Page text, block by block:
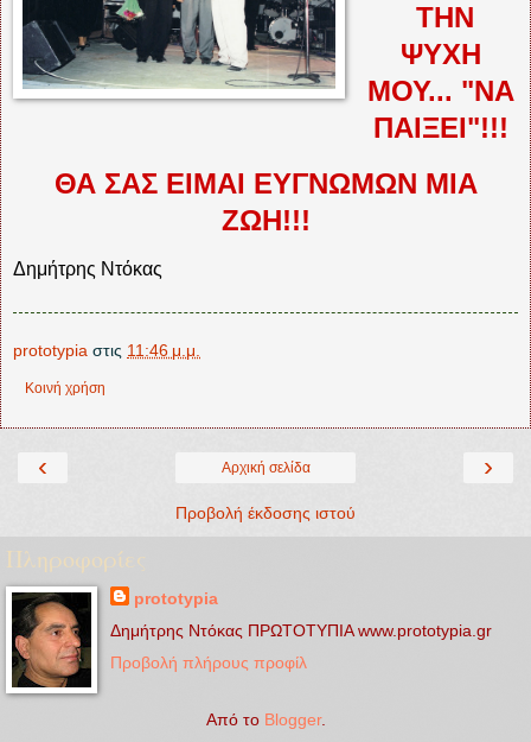
ΤΗΝ
ΨΥΧΗ
ΜΟΥ... "ΝΑ
ΠΑΙΞΕΙ"!!!
ΘΑ ΣΑΣ ΕΙΜΑΙ ΕΥΓΝΩΜΩΝ ΜΙΑ
ΖΩΗ!!!
Δημήτρης Ντόκας
prototypia στις 11:46 μ.μ.
Κοινή χρήση
‹ ›
Αρχική σελίδα
Προβολή έκδοσης ιστού
Πληροφορίες
prototypia
Δημήτρης Ντόκας ΠΡΩΤΟΤΥΠΙΑ www.prototypia.gr
Προβολή πλήρους προφίλ
Από το Blogger.